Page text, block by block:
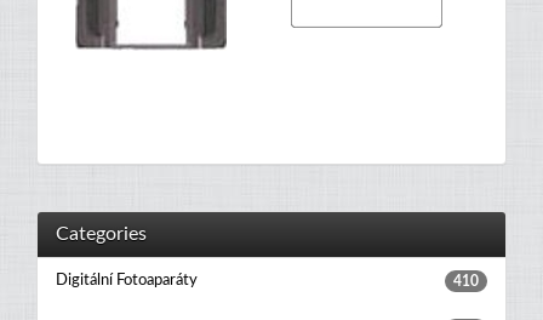
Categories
Digitální Fotoaparáty 410